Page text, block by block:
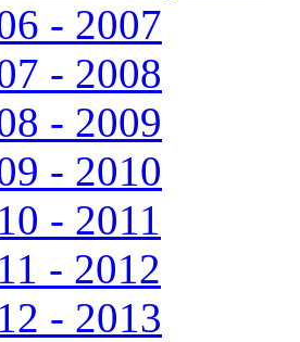
- 2007
- 2008
- 2009
- 2010
- 2011
- 2012
- 2013